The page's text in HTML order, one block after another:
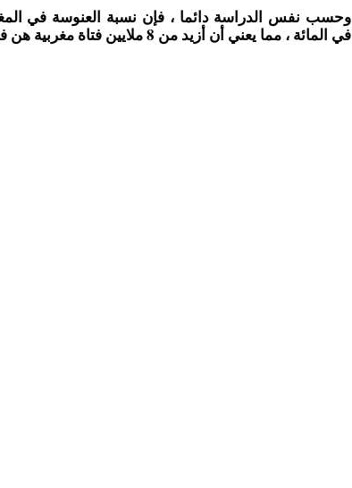
في المائة ، مما يعني أن أزيد من 8 ملايين فتاة مغربية هن في حالة عنوسة.